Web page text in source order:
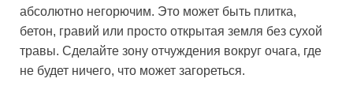
абсолютно негорючим. Это может быть плитка,
бетон, гравий или просто открытая земля без сухой
травы. Сделайте зону отчуждения вокруг очага, где
не будет ничего, что может загореться.